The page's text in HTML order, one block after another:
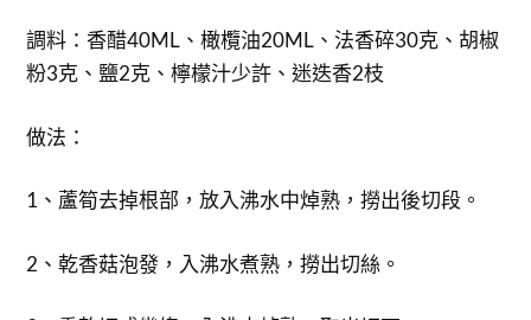
調料：香醋40ML、橄欖油20ML、法香碎30克、胡椒
粉3克、鹽2克、檸檬汁少許、迷迭香2枝
做法：
1、蘆筍去掉根部，放入沸水中焯熟，撈出後切段。
2、乾香菇泡發，入沸水煮熟，撈出切絲。